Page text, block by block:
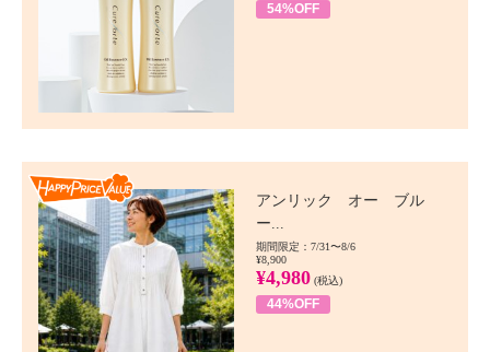
54%OFF
アンリック オー ブル
ー...
期間限定：7/31〜8/6
¥8,900
¥4,980 (税込)
44%OFF